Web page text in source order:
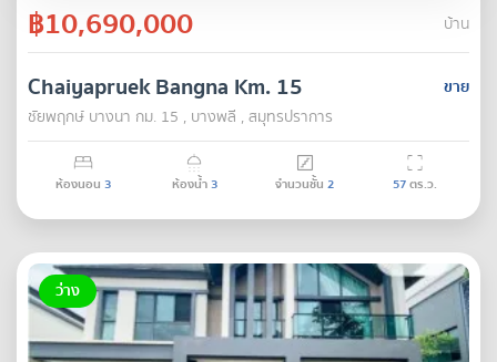
฿10,690,000 บ้าน
ขาย
Chaiyapruek Bangna Km. 15
ชัยพฤกษ์ บางนา กม. 15 , บางพลี , สมุทรปราการ
ห้องนอน 3 ห้องน้ำ3 จำนวนชั้น 2 57ตร.ว.
ว่าง